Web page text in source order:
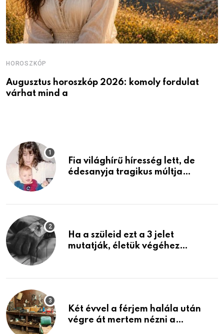
HOROSZKÓP
Augusztus horoszkóp 2026: komoly fordulat
várhat mind a
Fia világhírű híresség lett, de
édesanyja tragikus múltja
Ha a szüleid ezt a 3 jelet
mutatják, életük végéhez
Két évvel a férjem halála után
végre át mertem nézni a